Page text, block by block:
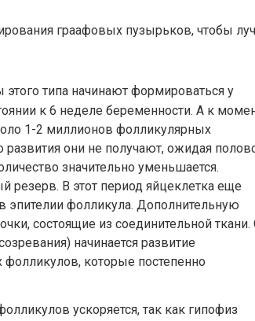
граафовых пузырьков, чтобы
типа начинают формироваться у
к 6 неделе беременности. А к
1-2 миллионов фолликулярных
они не получают, ожидая
значительно уменьшается.
резерв. В этот период яйцеклетка еще
эпителии фолликула. Дополнительную
состоящие из соединительной ткани.
начинается развитие
которые постепенно
ускоряется, так как гипофиз